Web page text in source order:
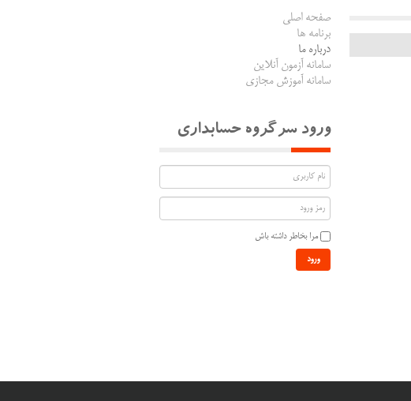
صفحه اصلی
برنامه ها
درباره ما
سامانه آزمون آنلاین
سامانه آموزش مجازی
ورود سرگروه حسابداری
مرا بخاطر داشته باش
ورود